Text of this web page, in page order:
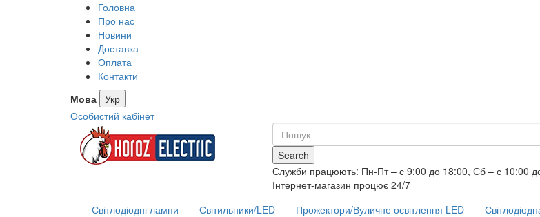
Головна
Про нас
Новини
Доставка
Оплата
Контакти
Мова Укр
Особистий кабінет
Search
Служби працюють: Пн-Пт – с 9:00 до 18:00, Сб – с 10:00
Інтернет-магазин процює 24/7
Світлодіодні лампи Світильники/LED Прожектори/Вуличне освітлення LED